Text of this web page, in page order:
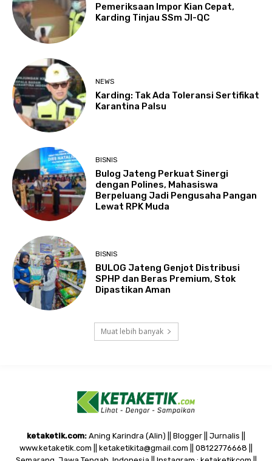
Pemeriksaan Impor Kian Cepat,
Karding Tinjau SSm JI-QC
NEWS
Karding: Tak Ada Toleransi Sertifikat
Karantina Palsu
BISNIS
Bulog Jateng Perkuat Sinergi
dengan Polines, Mahasiswa
Berpeluang Jadi Pengusaha Pangan
Lewat RPK Muda
BISNIS
BULOG Jateng Genjot Distribusi
SPHP dan Beras Premium, Stok
Dipastikan Aman
Muat lebih banyak
ketaketik.com: Aning Karindra (Alin) || Blogger || Jurnalis ||
www.ketaketik.com || ketaketikita@gmail.com || 08122776668 ||